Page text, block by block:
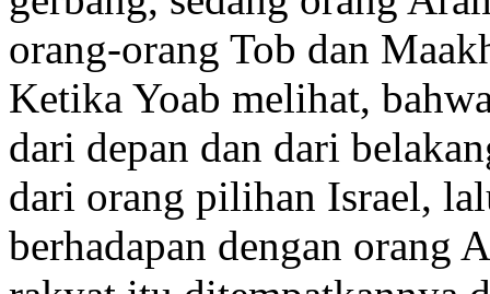
orang-orang Tob dan
Ketika Yoab melihat,
dari depan dan dari
dari orang pilihan Israel,
berhadapan dengan orang